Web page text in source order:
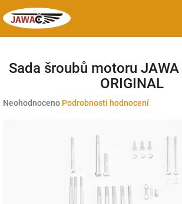
na
obsah
Sada šroubů motoru JAWA
ORIGINAL
Průměrné
Neohodnoceno Podrobnosti hodnocení